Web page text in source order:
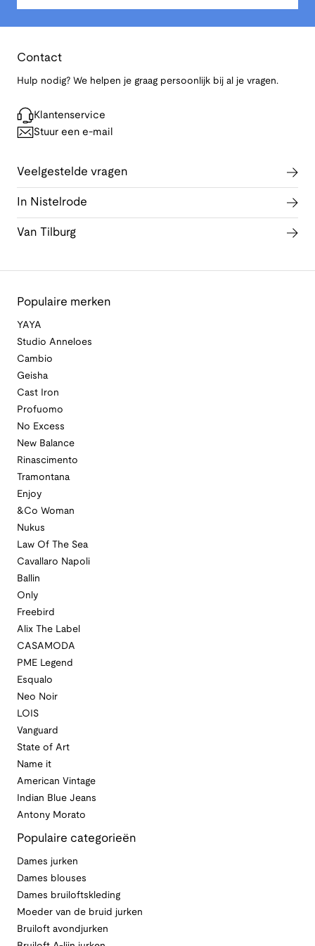
Contact
Hulp nodig? We helpen je graag persoonlijk bij al je vragen.
Klantenservice
Stuur een e-mail
Veelgestelde vragen
In Nistelrode
Van Tilburg
Populaire merken
YAYA
Studio Anneloes
Cambio
Geisha
Cast Iron
Profuomo
No Excess
New Balance
Rinascimento
Tramontana
Enjoy
&Co Woman
Nukus
Law Of The Sea
Cavallaro Napoli
Ballin
Only
Freebird
Alix The Label
CASAMODA
PME Legend
Esqualo
Neo Noir
LOIS
Vanguard
State of Art
Name it
American Vintage
Indian Blue Jeans
Antony Morato
Populaire categorieën
Dames jurken
Dames blouses
Dames bruiloftskleding
Moeder van de bruid jurken
Bruiloft avondjurken